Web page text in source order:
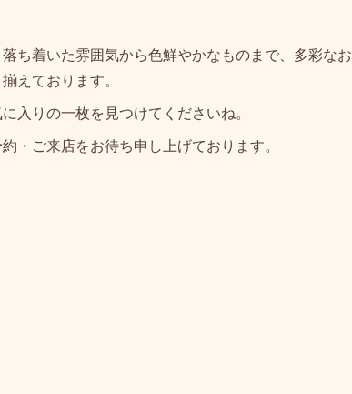
ち着いた雰囲気から色鮮やかなものまで、多彩なお
えております。
入りの一枚を見つけてくださいね。
・ご来店をお待ち申し上げております。